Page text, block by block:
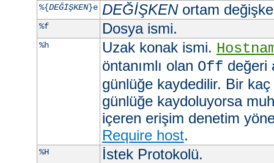
%{DEĞİŞKEN}e DEĞİŞKENortam
%f Dosya ismi.
%h Uzak konak ismi.
öntanımlı olan Off değeri
günlüğe kaydedilir. Bir
günlüğe kaydoluyorsa
içeren erişim denetim
Require host.
%H İstek Protokolü.